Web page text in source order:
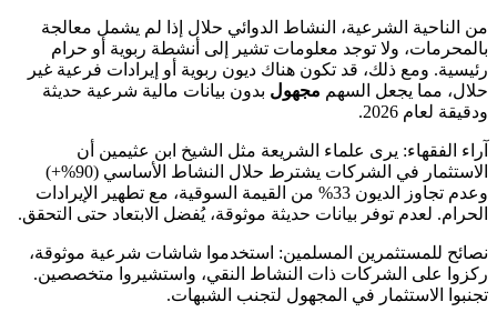
من الناحية الشرعية، النشاط الدوائي حلال إذا لم يشمل معالجة
بالمحرمات، ولا توجد معلومات تشير إلى أنشطة ربوية أو حرام
رئيسية. ومع ذلك، قد تكون هناك ديون ربوية أو إيرادات فرعية غير
حلال، مما يجعل السهم مجهول بدون بيانات مالية شرعية حديثة
ودقيقة لعام 2026.
آراء الفقهاء: يرى علماء الشريعة مثل الشيخ ابن عثيمين أن
الاستثمار في الشركات يشترط حلال النشاط الأساسي (90%+)
وعدم تجاوز الديون 33% من القيمة السوقية، مع تطهير الإيرادات
الحرام. لعدم توفر بيانات حديثة موثوقة، يُفضل الابتعاد حتى التحقق.
نصائح للمستثمرين المسلمين: استخدموا شاشات شرعية موثوقة،
ركزوا على الشركات ذات النشاط النقي، واستشيروا متخصصين.
تجنبوا الاستثمار في المجهول لتجنب الشبهات.